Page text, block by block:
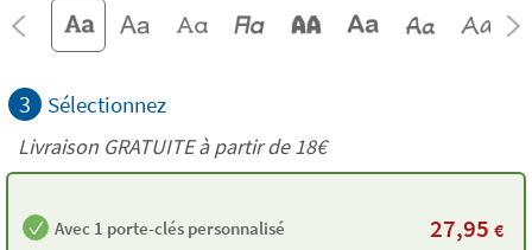
3 Sélectionnez
Livraison GRATUITE à partir de18€
Avec 1 porte-clés personnalisé 27,95 €